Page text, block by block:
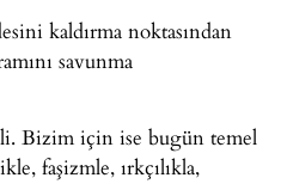
kaldırma noktasından
savunma
Bizim için ise bugün temel
faşizmle, ırkçılıkla,